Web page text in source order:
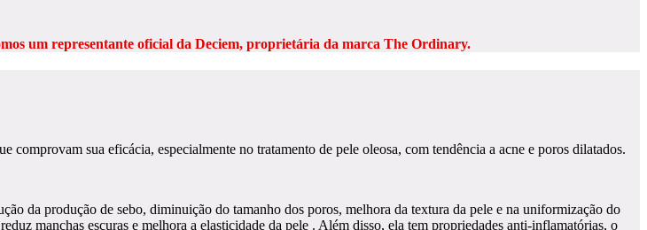
um representante oficial da Deciem, proprietária da marca The Ordinary.
sua eficácia, especialmente no tratamento de pele oleosa, com tendência a acne e poros dilatados.
da produção de sebo, diminuição do tamanho dos poros, melhora da textura da pele e na uniformização do
manchas escuras e melhora a elasticidade da pele . Além disso, ela tem propriedades anti-inflamatórias, o